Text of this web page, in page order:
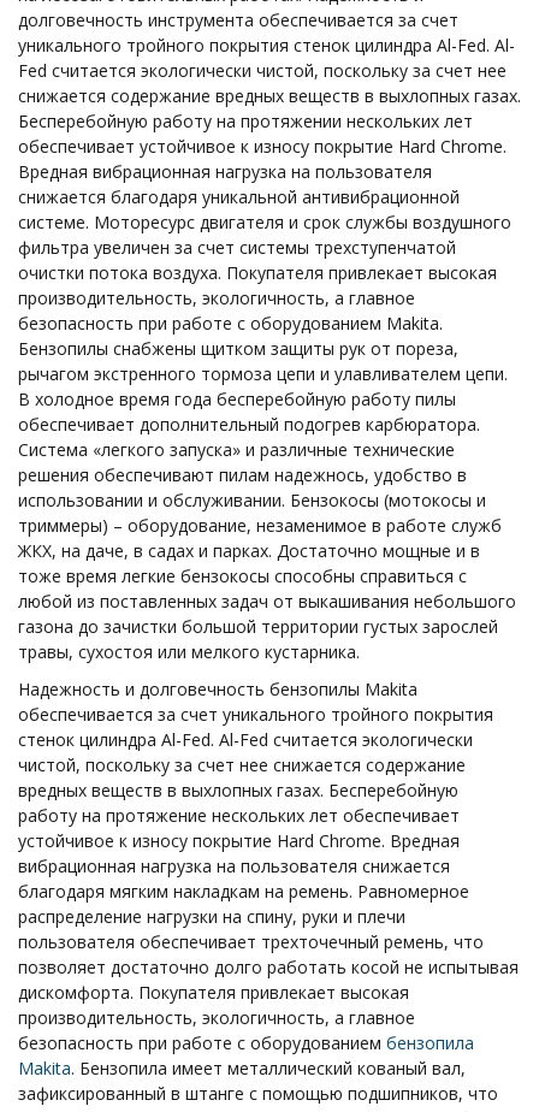
долговечность инструмента обеспечивается за счет
уникального тройного покрытия стенок цилиндра Al-Fed. Al-
Fed считается экологически чистой, поскольку за счет нее
снижается содержание вредных веществ в выхлопных газах.
Бесперебойную работу на протяжении нескольких лет
обеспечивает устойчивое к износу покрытие Hard Chrome.
Вредная вибрационная нагрузка на пользователя
снижается благодаря уникальной антивибрационной
системе. Моторесурс двигателя и срок службы воздушного
фильтра увеличен за счет системы трехступенчатой
очистки потока воздуха. Покупателя привлекает высокая
производительность, экологичность, а главное
безопасность при работе с оборудованием Makita.
Бензопилы снабжены щитком защиты рук от пореза,
рычагом экстренного тормоза цепи и улавливателем цепи.
В холодное время года бесперебойную работу пилы
обеспечивает дополнительный подогрев карбюратора.
Система «легкого запуска» и различные технические
решения обеспечивают пилам надежнось, удобство в
использовании и обслуживании. Бензокосы (мотокосы и
триммеры) – оборудование, незаменимое в работе служб
ЖКХ, на даче, в садах и парках. Достаточно мощные и в
тоже время легкие бензокосы способны справиться с
любой из поставленных задач от выкашивания небольшого
газона до зачистки большой территории густых зарослей
травы, сухостоя или мелкого кустарника.
Надежность и долговечность бензопилы Makita
обеспечивается за счет уникального тройного покрытия
стенок цилиндра Al-Fed. Al-Fed считается экологически
чистой, поскольку за счет нее снижается содержание
вредных веществ в выхлопных газах. Бесперебойную
работу на протяжение нескольких лет обеспечивает
устойчивое к износу покрытие Hard Chrome. Вредная
вибрационная нагрузка на пользователя снижается
благодаря мягким накладкам на ремень. Равномерное
распределение нагрузки на спину, руки и плечи
пользователя обеспечивает трехточечный ремень, что
позволяет достаточно долго работать косой не испытывая
дискомфорта. Покупателя привлекает высокая
производительность, экологичность, а главное
безопасность при работе с оборудованием бензопила
Makita. Бензопила имеет металлический кованый вал,
зафиксированный в штанге с помощью подшипников, что